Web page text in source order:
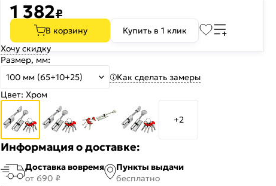
1 382₽
В корзину
Купить в 1 клик
Хочу скидку
Размер, мм:
100 мм (65+10+25)
Как сделать замеры
Цвет: Хром
+2
Информация о доставке:
Доставка вовремя
от 690 ₽
Пункты выдачи
бесплатно